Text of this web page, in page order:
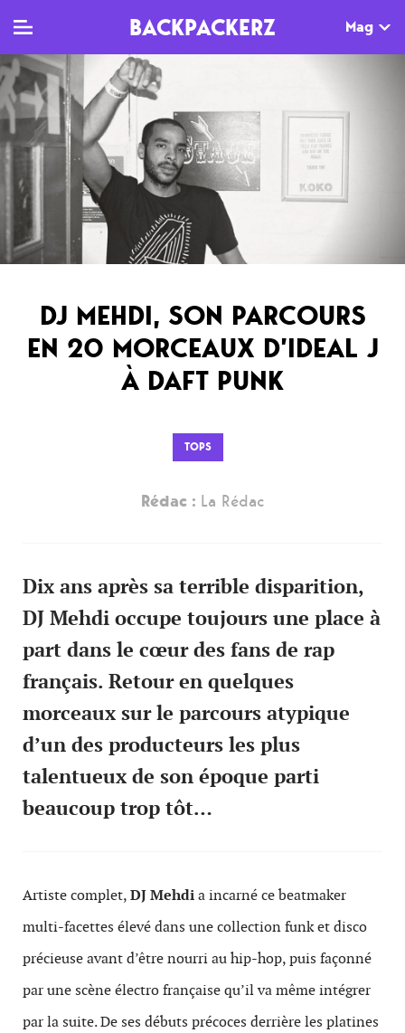
BACKPACKERZ Mag
TV
Clips
Documentaires
MAG
Dossiers
Tops
Interviews
Sorties
Newsletter
AGENDA
Paris
Festivals
DJ MEHDI, SON PARCOURS
EN 20 MORCEAUX D’IDEAL J
À DAFT PUNK
TOPS
Rédac : La Rédac
Dix ans après sa terrible disparition,
DJ Mehdi occupe toujours une place à
part dans le cœur des fans de rap
français. Retour en quelques
morceaux sur le parcours atypique
d’un des producteurs les plus
talentueux de son époque parti
beaucoup trop tôt…
Artiste complet,DJ Mehdia incarné ce beatmaker
multi-facettes élevé dans une collection funk et disco
précieuse avant d’être nourri au hip-hop, puis façonné
par une scène électro française qu’il va même intégrer
par la suite. De ses débuts précoces derrière les platines